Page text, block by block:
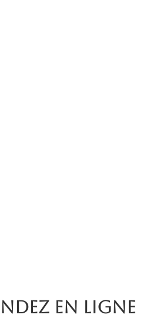
en ligne